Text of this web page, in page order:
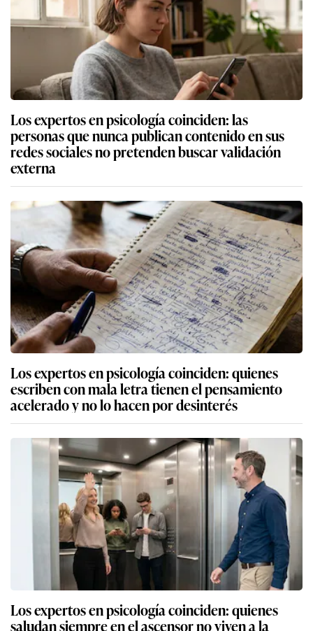
Los expertos en psicología coinciden: las
personas que nunca publican contenido en sus
redes sociales no pretenden buscar validación
externa
Los expertos en psicología coinciden: quienes
escriben con mala letra tienen el pensamiento
acelerado y no lo hacen por desinterés
Los expertos en psicología coinciden: quienes
saludan siempre en el ascensor no viven a la